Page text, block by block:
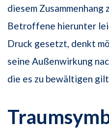
diesem
Betroffene hierunter
Druck gesetzt, denkt
seine Außenwirkung
die es zu bewältigen